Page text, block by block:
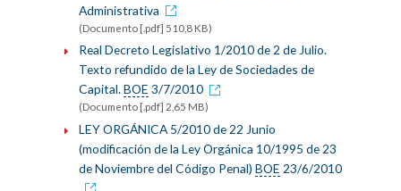
Administrativa
(Documento [.pdf] 510,8 KB)
Real Decreto Legislativo 1/2010 de 2 de Julio.
Texto refundido de la Ley de Sociedades de
Capital.BOE 3/7/2010
(Documento [.pdf] 2,65 MB)
LEY ORGÁNICA 5/2010 de 22 Junio
(modificación de la Ley Orgánica 10/1995 de 23
de Noviembre del Código Penal) BOE 23/6/2010